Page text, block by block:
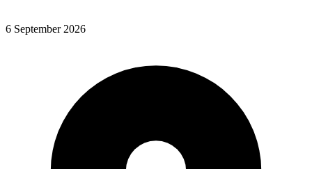
6 September 2026